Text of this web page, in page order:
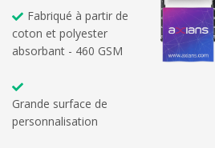
Fabriqué à partir de
coton et polyester
absorbant - 460 GSM
Grande surface de
personnalisation